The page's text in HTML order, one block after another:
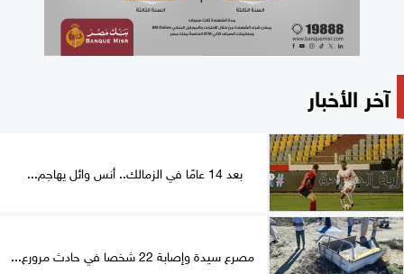
آخر الأخبار
بعد 14 عامًا في الزمالك.. أنس وائل يهاجم...
مصرع سيدة وإصابة 22 شخصا في حادث مرورع...